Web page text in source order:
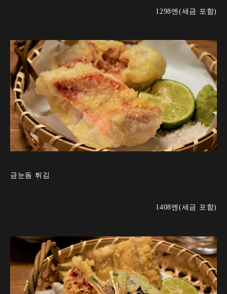
1298엔(세금 포함)
금눈돔 튀김
1408엔(세금 포함)